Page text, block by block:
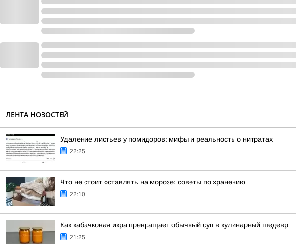
ЛЕНТА НОВОСТЕЙ
Удаление листьев у помидоров: мифы и реальность о нитратах
22:25
Что не стоит оставлять на морозе: советы по хранению
22:10
Как кабачковая икра превращает обычный суп в кулинарный шедевр
21:25